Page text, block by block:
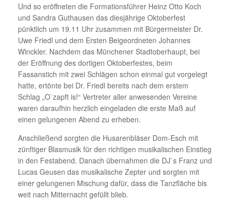
Und so eröffneten die Formationsführer Heinz Otto Koch
und Sandra Guthausen das diesjährige Oktoberfest
pünktlich um 19.11 Uhr zusammen mit Bürgermeister Dr.
Uwe Friedl und dem Ersten Beigeordneten Johannes
Winckler. Nachdem das Münchener Stadtoberhaupt, bei
der Eröffnung des dortigen Oktoberfestes, beim
Fassanstich mit zwei Schlägen schon einmal gut vorgelegt
hatte, ertönte bei Dr. Friedl bereits nach dem erstem
Schlag „O`zapft is!“ Vertreter aller anwesenden Vereine
waren daraufhin herzlich eingeladen die erste Maß auf
einen gelungenen Abend zu erheben.
Anschließend sorgten die Husaren­bläser Dom-Esch mit
zünftiger Blasmusik für den richtigen musikalischen Einstieg
in den Festabend. Danach übernahmen die DJ`s Franz und
Lucas Geusen das musikalische Zepter und sorgten mit
einer gelungenen Mischung dafür, dass die Tanzfläche bis
weit nach Mitternacht gefüllt blieb.